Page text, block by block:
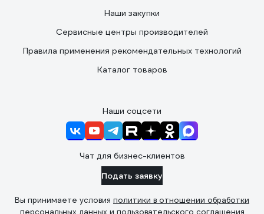
Наши закупки
Сервисные центры производителей
Правила применения рекомендательных технологий
Каталог товаров
Наши соцсети
Чат для бизнес-клиентов
Подать заявку
Вы принимаете условия политики в отношении обработки
персональных данных и пользовательского соглашения